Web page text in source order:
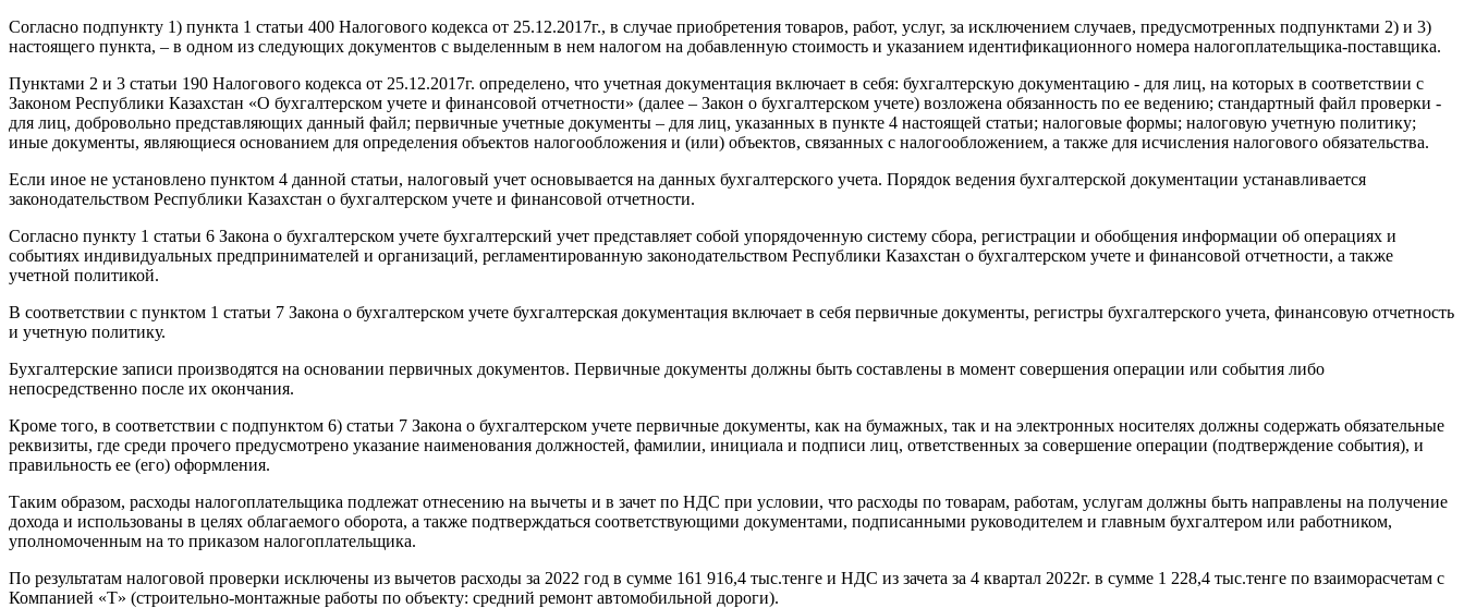
Согласно подпункту 1) пункта 1 статьи 400 Налогового кодекса от 25.12.2017г., в случае приобретения товаров, работ, услуг, за исключением случаев, предусмотренных подпунктами 2) и 3)
настоящего пункта, – в одном из следующих документов с выделенным в нем налогом на добавленную стоимость и указанием идентификационного номера налогоплательщика-поставщика.
Пунктами 2 и 3 статьи 190 Налогового кодекса от 25.12.2017г. определено, что учетная документация включает в себя: бухгалтерскую документацию - для лиц, на которых в соответствии с
Законом Республики Казахстан «О бухгалтерском учете и финансовой отчетности» (далее – Закон о бухгалтерском учете) возложена обязанность по ее ведению; стандартный файл проверки -
для лиц, добровольно представляющих данный файл; первичные учетные документы – для лиц, указанных в пункте 4 настоящей статьи; налоговые формы; налоговую учетную политику;
иные документы, являющиеся основанием для определения объектов налогообложения и (или) объектов, связанных с налогообложением, а также для исчисления налогового обязательства.
Если иное не установлено пунктом 4 данной статьи, налоговый учет основывается на данных бухгалтерского учета. Порядок ведения бухгалтерской документации устанавливается
законодательством Республики Казахстан о бухгалтерском учете и финансовой отчетности.
Согласно пункту 1 статьи 6 Закона о бухгалтерском учете бухгалтерский учет представляет собой упорядоченную систему сбора, регистрации и обобщения информации об операциях и
событиях индивидуальных предпринимателей и организаций, регламентированную законодательством Республики Казахстан о бухгалтерском учете и финансовой отчетности, а также
учетной политикой.
В соответствии с пунктом 1 статьи 7 Закона о бухгалтерском учете бухгалтерская документация включает в себя первичные документы, регистры бухгалтерского учета, финансовую отчетность
и учетную политику.
Бухгалтерские записи производятся на основании первичных документов. Первичные документы должны быть составлены в момент совершения операции или события либо
непосредственно после их окончания.
Кроме того, в соответствии с подпунктом 6) статьи 7 Закона о бухгалтерском учете первичные документы, как на бумажных, так и на электронных носителях должны содержать обязательные
реквизиты, где среди прочего предусмотрено указание наименования должностей, фамилии, инициала и подписи лиц, ответственных за совершение операции (подтверждение события), и
правильность ее (его) оформления.
Таким образом, расходы налогоплательщика подлежат отнесению на вычеты и в зачет по НДС при условии, что расходы по товарам, работам, услугам должны быть направлены на получение
дохода и использованы в целях облагаемого оборота, а также подтверждаться соответствующими документами, подписанными руководителем и главным бухгалтером или работником,
уполномоченным на то приказом налогоплательщика.
По результатам налоговой проверки исключены из вычетов расходы за 2022 год в сумме 161 916,4 тыс.тенге и НДС из зачета за 4 квартал 2022г. в сумме 1 228,4 тыс.тенге по взаиморасчетам с
Компанией «T» (строительно-монтажные работы по объекту: средний ремонт автомобильной дороги).